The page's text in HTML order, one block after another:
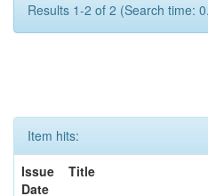
Results 1-2 of 2 (Search time:
Item hits:
Issue
Date
Title